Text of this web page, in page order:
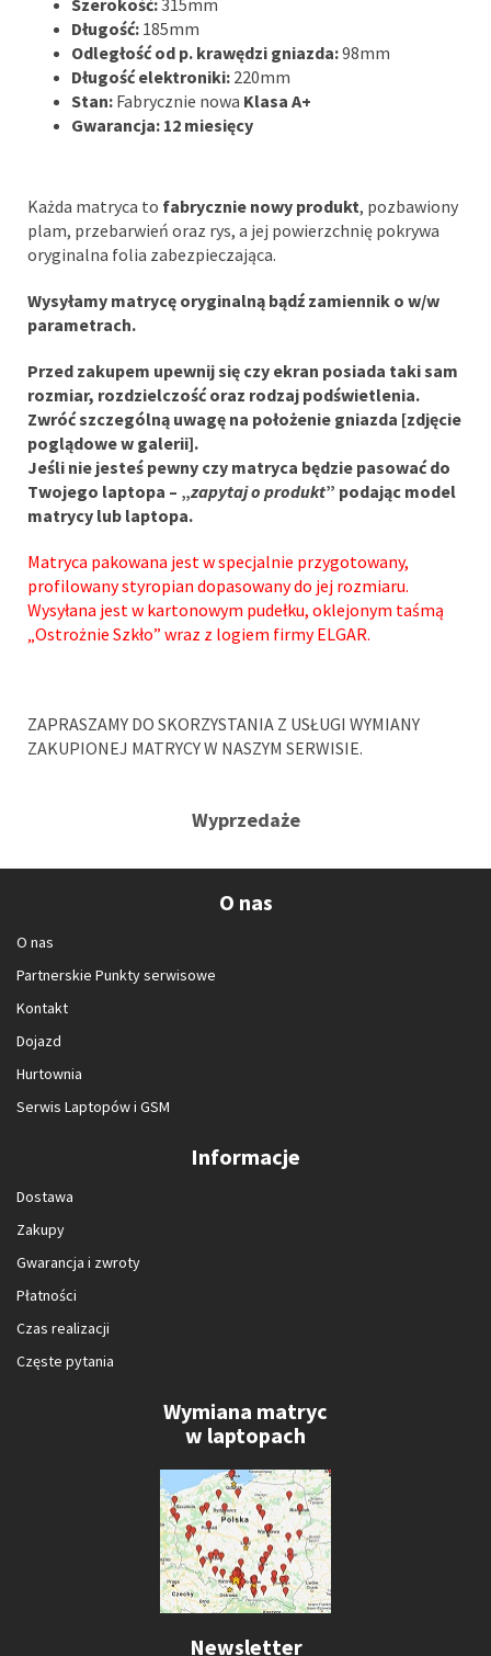
Długość: 185mm
Odległość od p. krawędzi gniazda:98mm
Długość elektroniki: 220mm
Stan: Fabrycznie nowa Klasa A+
Gwarancja: 12 miesięcy
Każda matryca to fabrycznie nowy produkt, pozbawiony
plam, przebarwień oraz rys, a jej powierzchnię pokrywa
oryginalna folia zabezpieczająca.
Wysyłamy matrycę oryginalną bądź zamiennik o w/w
parametrach.
Przed zakupem upewnij się czy ekran posiada taki sam
rozmiar, rozdzielczość oraz rodzaj podświetlenia.
Zwróć szczególną uwagę na położenie gniazda [zdjęcie
poglądowe w galerii].
Jeśli nie jesteś pewny czy matryca będzie pasować do
Twojego laptopa – „zapytaj o produkt” podając model
matrycy lub laptopa.
Matryca pakowana jest w specjalnie przygotowany,
profilowany styropian dopasowany do jej rozmiaru.
Wysyłana jest w kartonowym pudełku, oklejonym taśmą
„Ostrożnie Szkło” wraz z logiem firmy ELGAR.
ZAPRASZAMY DO SKORZYSTANIA Z USŁUGI WYMIANY
ZAKUPIONEJ MATRYCY W NASZYM SERWISIE.
Wyprzedaże
O nas
O nas
Partnerskie Punkty serwisowe
Kontakt
Dojazd
Hurtownia
Serwis Laptopów i GSM
Informacje
Dostawa
Zakupy
Gwarancja i zwroty
Płatności
Czas realizacji
Częste pytania
Wymiana matryc
w laptopach
Newsletter